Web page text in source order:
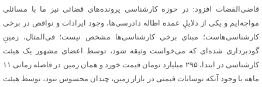
قاضی‌القضات افزود: در حوزه کارشناسی پرونده‌های قضائی نیز ما با مسائلی
مواجه‌ایم و یکی از دلایلِ عمده اطاله دادرسی‌ها، وجود ایرادات و نواقص در برخی
کارشناسی‌هاست؛ مبنای برخی کارشناسی‌ها مشخص نیست؛ فی‌المثال، زمینِ
گودبرداری شده‌ای که می‌خواست وثیقه شود، توسط اعضای مشهور یک هیئت
کارشناسی در ابتدا، ۲۹۵ میلیارد تومان قیمت خورد و همان زمین در فاصله زمانی ۱۱
ماهه با وجود آنکه نوسانات قیمتی در بازار زمین، چندان محسوس نبود، توسط هیئت